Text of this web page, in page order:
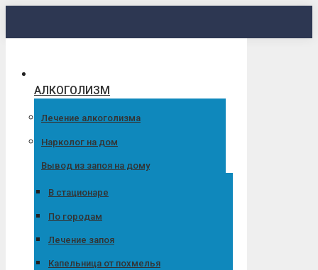
АЛКОГОЛИЗМ
Лечение алкоголизма
Нарколог на дом
Вывод из запоя на дому
В стационаре
По городам
Лечение запоя
Капельница от похмелья